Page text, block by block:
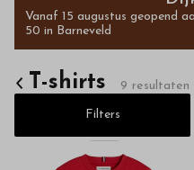
Bestel
Vanaf 15 augustus geopend
50 in Barneveld
T-shirts 9 resultaten
Filters